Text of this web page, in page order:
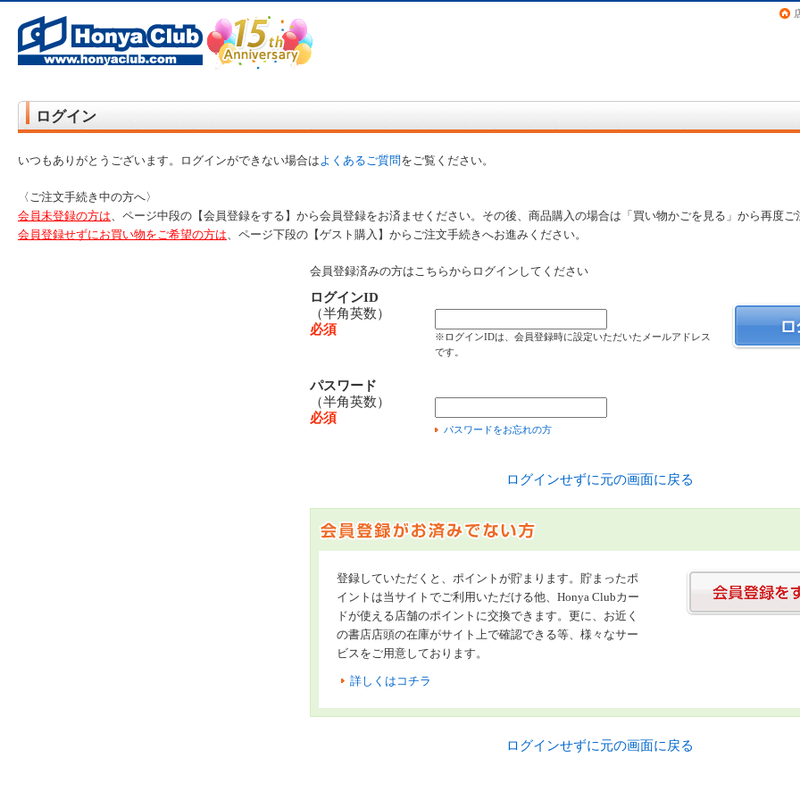
ログイン
いつもありがとうございます。ログインができない場合はよくあるご質問をご覧ください。
〈ご注文手続き中の方へ〉
会員未登録の方は、ページ中段の【会員登録をする】から会員登録をお済ませください。その後、商品購入の場合は「買い物かごを見る」から再度ご
会員登録せずにお買い物をご希望の方は、ページ下段の【ゲスト購入】からご注文手続きへお進みください。
会員登録済みの方はこちらからログインしてください
ログインID
（半角英数）
必須
※ログインIDは、会員登録時に設定いただいたメールアドレス
です。
パスワード
（半角英数）
必須
パスワードをお忘れの方
ログインせずに元の画面に戻る
登録していただくと、ポイントが貯まります。貯まったポ
イントは当サイトでご利用いただける他、Honya Clubカー
ドが使える店舗のポイントに交換できます。更に、お近く
の書店店頭の在庫がサイト上で確認できる等、様々なサー
ビスをご用意しております。
詳しくはコチラ
ログインせずに元の画面に戻る